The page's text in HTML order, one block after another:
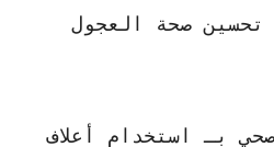
صحة العجول
بـ
استخدام أعلاف